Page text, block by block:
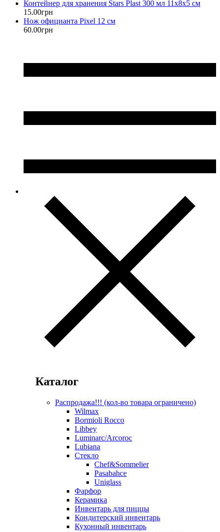
Контейнер для хранения Stars Plast 300 мл 11х8х5 см
15.00грн
Нож официанта Pixel 12 см
60.00грн
Каталог
Распродажа!!! (кол-во товара ограничено)
Wilmax
Bormioli Rocco
Libbey
Luminarc/Arcoroc
Lubiana
Стекло
Chef&Sommelier
Pasabahce
Uniglass
Фарфор
Керамика
Инвентарь для пиццы
Кондитерский инвентарь
Кухонный инвентарь